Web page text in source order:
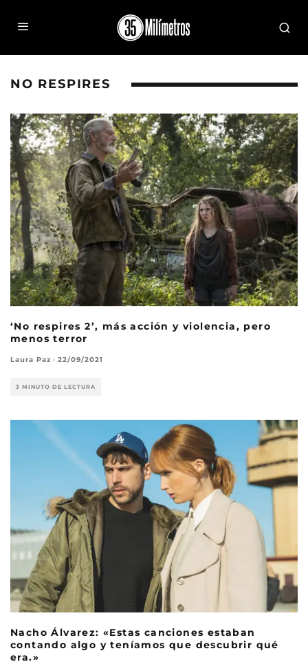
NO RESPIRES
‘No respires 2’, más acción y violencia, pero
menos terror
Laura Paz · 22/09/2021
3 MINUTO DE LECTURA
Nacho Álvarez: «Estas canciones estaban
contando algo y teníamos que descubrir qué
era.»